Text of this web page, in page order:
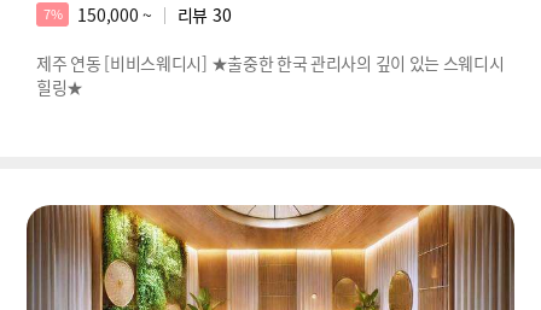
7% 150,000 ~ 리뷰 30
제주 연동 [비비스웨디시] ★출중한 한국 관리사의 깊이 있는 스웨디시
힐링★